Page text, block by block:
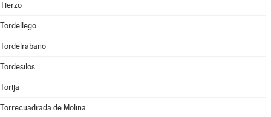
Tierzo
Tordellego
Tordelrábano
Tordesilos
Torija
Torrecuadrada de Molina